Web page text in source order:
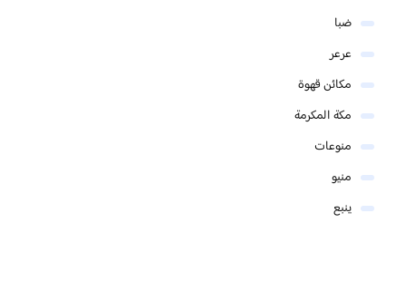
ضبا
عرعر
مكائن قهوة
مكة المكرمة
منوعات
منيو
ينبع